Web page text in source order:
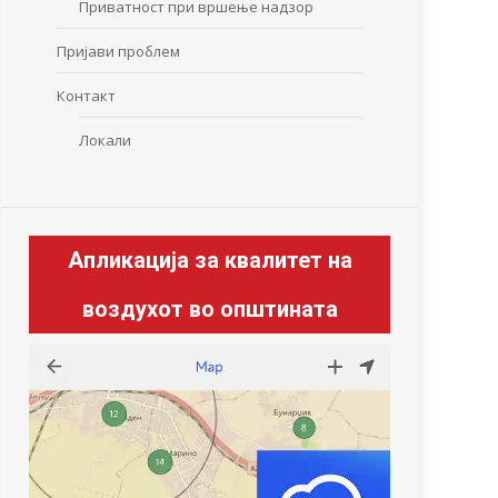
Приватност при вршење надзор
Пријави проблем
Контакт
Локали
Апликација за квалитет на
воздухот во општината